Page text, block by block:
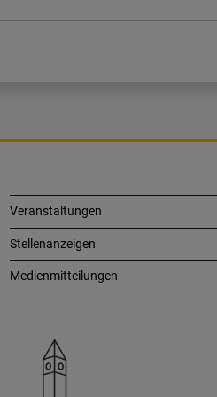
Veranstaltungen
Stellenanzeigen
Medienmitteilungen